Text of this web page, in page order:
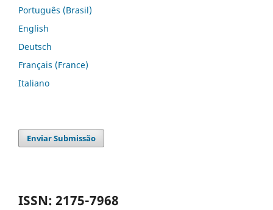
Português (Brasil)
English
Deutsch
Français (France)
Italiano
Enviar Submissão
ISSN: 2175-7968